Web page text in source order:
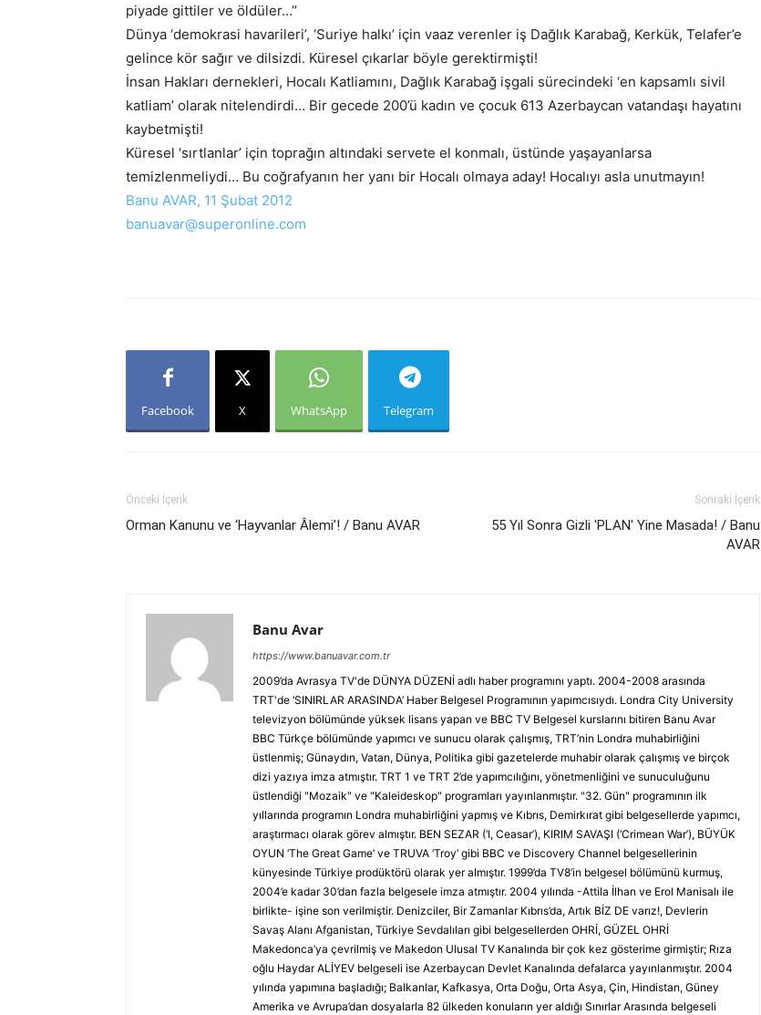
piyade gittiler ve öldüler…’’
Dünya ‘demokrasi havarileri’, ‘Suriye halkı’ için vaaz verenler iş Dağlık Karabağ, Kerkük, Telafer’e
gelince kör sağır ve dilsizdi. Küresel çıkarlar böyle gerektirmişti!
İnsan Hakları dernekleri, Hocalı Katliamını, Dağlık Karabağ işgali sürecindeki ‘en kapsamlı sivil
katliam’ olarak nitelendirdi… Bir gecede 200’ü kadın ve çocuk 613 Azerbaycan vatandaşı hayatını
kaybetmişti!
Küresel ‘sırtlanlar’ için toprağın altındaki servete el konmalı, üstünde yaşayanlarsa
temizlenmeliydi… Bu coğrafyanın her yanı bir Hocalı olmaya aday! Hocalıyı asla unutmayın!
Banu AVAR, 11 Şubat 2012
banuavar@superonline.com
Facebook X WhatsApp Telegram
Önceki İçerik
Orman Kanunu ve ‘Hayvanlar Âlemi’! / Banu AVAR
Sonraki İçerik
55 Yıl Sonra Gizli 'PLAN' Yine Masada! / Banu
AVAR
Banu Avar
https://www.banuavar.com.tr
2009’da Avrasya TV'de DÜNYA DÜZENİ adlı haber programını yaptı. 2004-2008 arasında
TRT'de ‘SINIRLAR ARASINDA’ Haber Belgesel Programının yapımcısıydı. Londra City University
televizyon bölümünde yüksek lisans yapan ve BBC TV Belgesel kurslarını bitiren Banu Avar
BBC Türkçe bölümünde yapımcı ve sunucu olarak çalışmış, TRT’nin Londra muhabirliğini
üstlenmiş; Günaydın, Vatan, Dünya, Politika gibi gazetelerde muhabir olarak çalışmış ve birçok
dizi yazıya imza atmıştır. TRT 1 ve TRT 2’de yapımcılığını, yönetmenliğini ve sunuculuğunu
üstlendiği "Mozaik" ve "Kaleideskop" programları yayınlanmıştır. "32. Gün" programının ilk
yıllarında programın Londra muhabirliğini yapmış ve Kıbrıs, Demirkırat gibi belgesellerde yapımcı,
araştırmacı olarak görev almıştır. BEN SEZAR (‘I, Ceasar’), KIRIM SAVAŞI (‘Crimean War’), BÜYÜK
OYUN ‘The Great Game’ ve TRUVA ‘Troy’ gibi BBC ve Discovery Channel belgesellerinin
künyesinde Türkiye prodüktörü olarak yer almıştır. 1999’da TV8’in belgesel bölümünü kurmuş,
2004’e kadar 30’dan fazla belgesele imza atmıştır. 2004 yılında -Attila İlhan ve Erol Manisalı ile
birlikte- işine son verilmiştir. Denizciler, Bir Zamanlar Kıbrıs’da, Artık BİZ DE varız!, Devlerin
Savaş Alanı Afganistan, Türkiye Sevdalıları gibi belgesellerden OHRİ, GÜZEL OHRİ
Makedonca’ya çevrilmiş ve Makedon Ulusal TV Kanalında bir çok kez gösterime girmiştir; Rıza
oğlu Haydar ALİYEV belgeseli ise Azerbaycan Devlet Kanalında defalarca yayınlanmıştır. 2004
yılında yapımına başladığı; Balkanlar, Kafkasya, Orta Doğu, Orta Asya, Çin, Hindistan, Güney
Amerika ve Avrupa’dan dosyalarla 82 ülkeden konuların yer aldığı Sınırlar Arasında belgeseli